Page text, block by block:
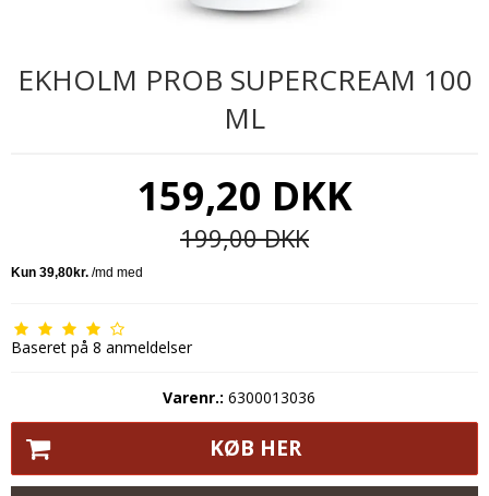
EKHOLM PROB SUPERCREAM 100
ML
159,20 DKK
199,00 DKK
Baseret på 8 anmeldelser
Varenr.: 6300013036
KØB HER